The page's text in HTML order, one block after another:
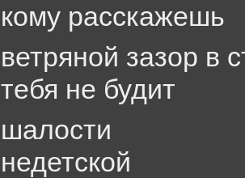
кому расскажешь
ветряной зазор в
тебя не будит
шалости
недетской